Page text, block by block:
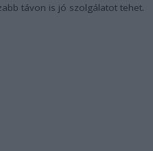
távon is jó szolgálatot tehet.